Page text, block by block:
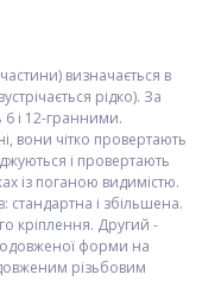
визначається в
рідко). За
6 і 12-гранними.
вони чітко провертають
і провертають
із поганою видимістю.
стандартна і збільшена.
кріплення. Другий -
форми на
різьбовим